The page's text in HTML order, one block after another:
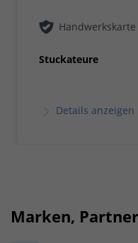
Handwerkskarte
Stuckateure
Details anzeigen
Marken,